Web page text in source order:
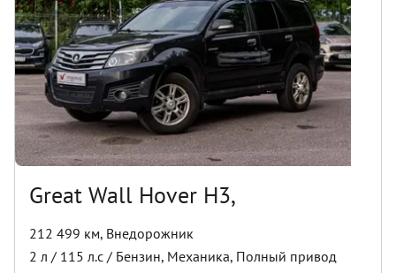
Great Wall Hover H3,
212 499 км, Внедорожник
2 л / 115 л.с / Бензин, Механика, Полный привод